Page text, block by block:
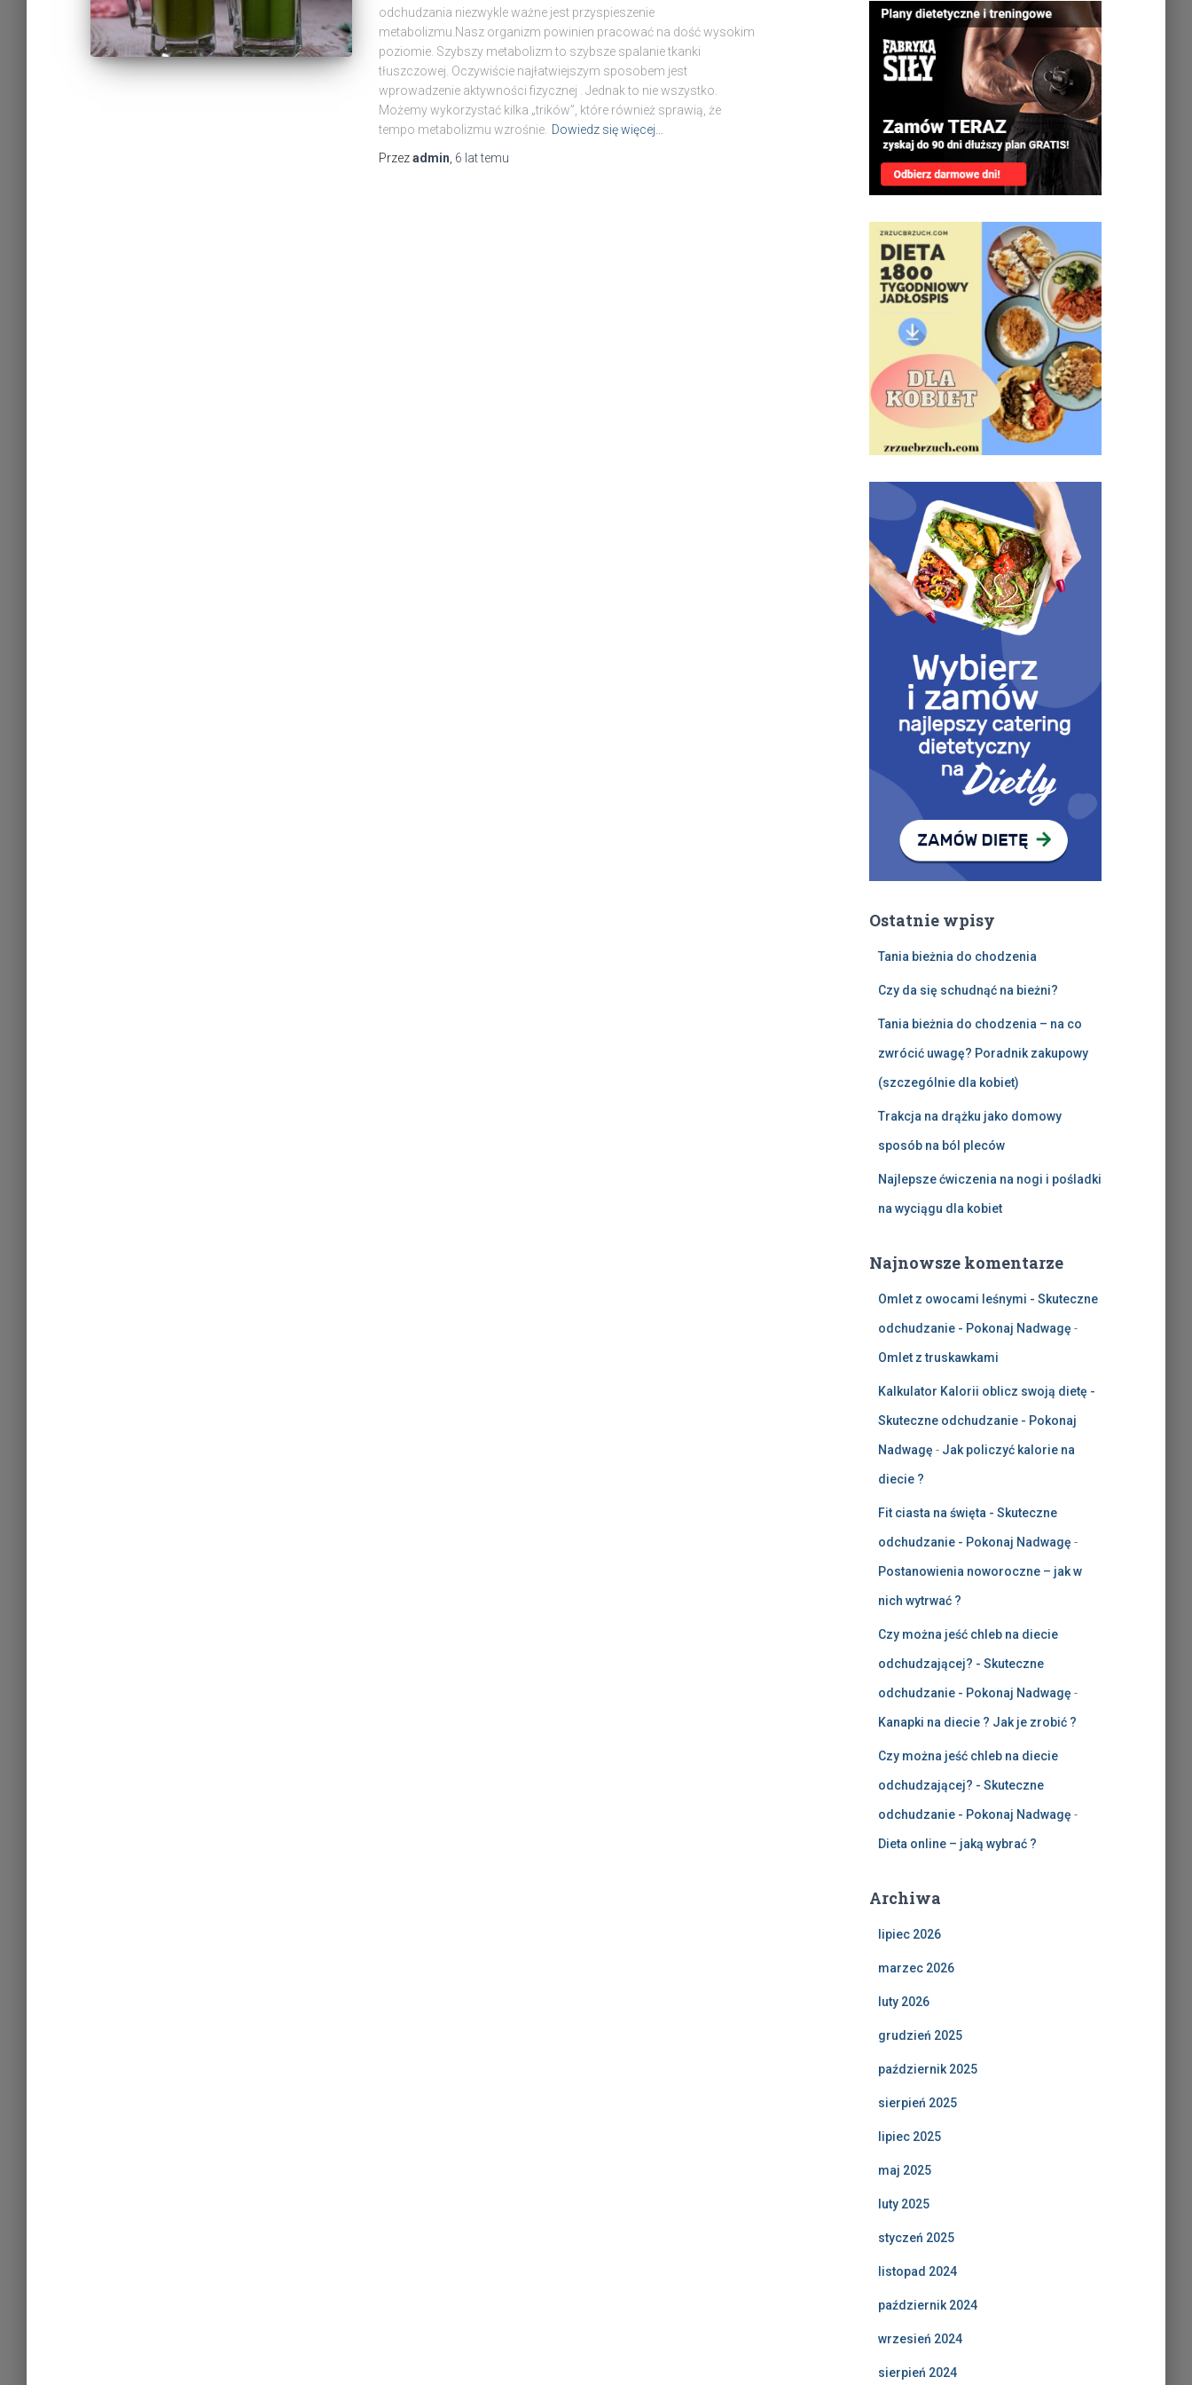
odchudzania niezwykle ważne jest przyspieszenie
metabolizmu.Nasz organizm powinien pracować na dość wysokim
poziomie. Szybszy metabolizm to szybsze spalanie tkanki
tłuszczowej. Oczywiście najłatwiejszym sposobem jest
wprowadzenie aktywności fizycznej . Jednak to nie wszystko.
Możemy wykorzystać kilka „trików”, które również sprawią, że
tempo metabolizmu wzrośnie. Dowiedz się więcej…
Przezadmin 6 lattemu
Ostatnie wpisy
Tania bieżnia do chodzenia
Czy da się schudnąć na bieżni?
Tania bieżnia do chodzenia – na co
zwrócić uwagę? Poradnik zakupowy
(szczególnie dla kobiet)
Trakcja na drążku jako domowy
sposób na ból pleców
Najlepsze ćwiczenia na nogi i pośladki
na wyciągu dla kobiet
Najnowsze komentarze
Omlet z owocami leśnymi - Skuteczne
odchudzanie - Pokonaj Nadwagę -
Omlet z truskawkami
Kalkulator Kalorii oblicz swoją dietę -
Skuteczne odchudzanie - Pokonaj
Nadwagę - Jak policzyć kalorie na
diecie ?
Fit ciasta na święta - Skuteczne
odchudzanie - Pokonaj Nadwagę -
Postanowienia noworoczne – jak w
nich wytrwać ?
Czy można jeść chleb na diecie
odchudzającej? - Skuteczne
odchudzanie - Pokonaj Nadwagę -
Kanapki na diecie ? Jak je zrobić ?
Czy można jeść chleb na diecie
odchudzającej? - Skuteczne
odchudzanie - Pokonaj Nadwagę -
Dieta online – jaką wybrać ?
Archiwa
lipiec 2026
marzec 2026
luty 2026
grudzień 2025
październik 2025
sierpień 2025
lipiec 2025
maj 2025
luty 2025
styczeń 2025
listopad 2024
październik 2024
wrzesień 2024
sierpień 2024